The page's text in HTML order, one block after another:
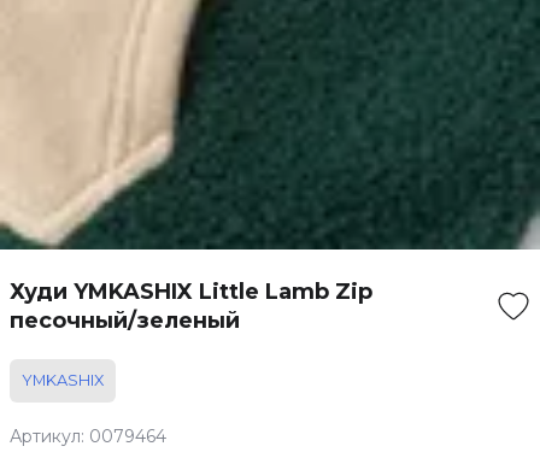
Худи YMKASHIX Little Lamb Zip
песочный/зеленый
YMKASHIX
Артикул: 0079464